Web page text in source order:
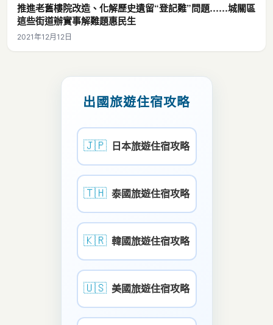
推進老舊樓院改造、化解歷史遺留“登記難”問題……城關區
這些街道辦實事解難題惠民生
2021年12月12日
出國旅遊住宿攻略
🇯🇵 日本旅遊住宿攻略
🇹🇭 泰國旅遊住宿攻略
🇰🇷 韓國旅遊住宿攻略
🇺🇸 美國旅遊住宿攻略